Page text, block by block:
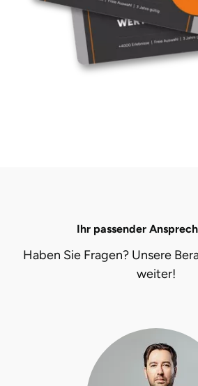
Ihr passender
Haben Sie Fragen? Unsere
weiter!